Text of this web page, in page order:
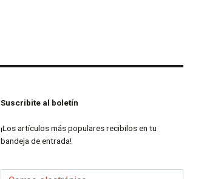
Suscribite al boletín
¡Los artículos más populares recibilos en tu
bandeja de entrada!